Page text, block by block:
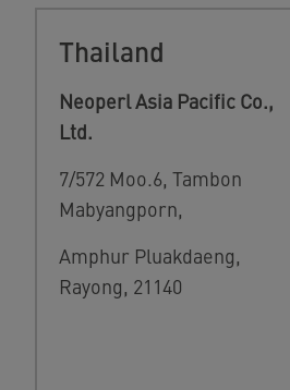
Thailand
Neoperl Asia Pacific Co.,
Ltd.
7/572 Moo.6, Tambon
Mabyangporn,
Amphur Pluakdaeng,
Rayong, 21140